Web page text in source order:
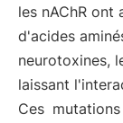
les nAChR ont
d'acides
neurotoxines,
laissant
Ces mutations